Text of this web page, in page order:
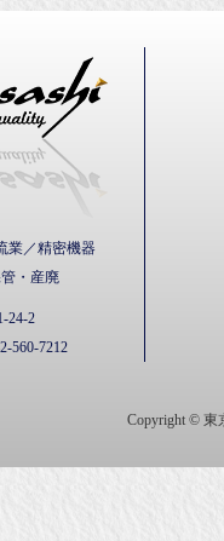
業／精密機器
・産廃
24-2
560-7212
Copyright © 東